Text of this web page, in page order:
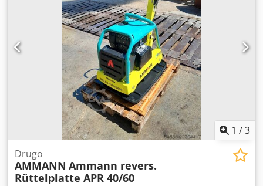
1 /3
Drugo
AMMANN Ammann revers.
Rüttelplatte APR 40/60